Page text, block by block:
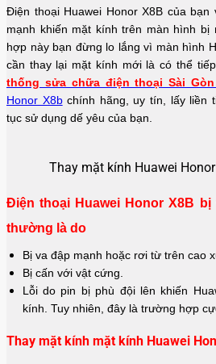
Điện thoại Huawei Honor X8B của
mạnh khiến mặt kính trên màn hình
hợp này bạn đừng lo lắng vì màn hình
cần thay lại mặt kính mới là có thể
thống sửa chữa điện thoại Sài Gòn
Honor X8bchính hãng, uy tín, lấy liền
tục sử dụng dế yêu của bạn.
Thay mặt kính Huawei
Điện thoại Huawei Honor X8B
thường là do
Bị va đập mạnh hoặc rơi từ trên cao
Bị cấn với vật cứng.
Lỗi do pin bị phù đội lên khiến
kính. Tuy nhiên, đây là trường hợp
Thay mặt kính mặt kính Huawei